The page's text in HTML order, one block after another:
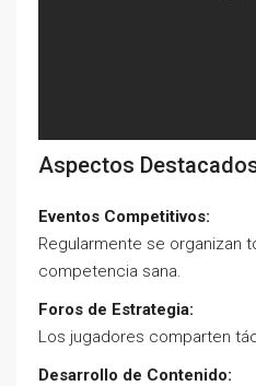
Aspectos
Eventos Competitivos:
Regularmente se organizan
competencia sana.
Foros de Estrategia:
Los jugadores comparten
Desarrollo de Contenido: